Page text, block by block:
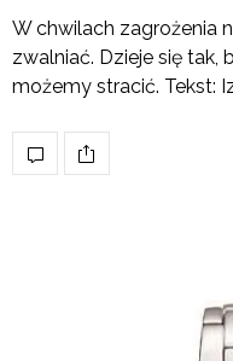
W chwilach zagrożenia
zwalniać. Dzieje się tak,
możemy stracić. Tekst: